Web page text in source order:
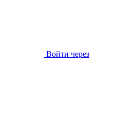
Войти через